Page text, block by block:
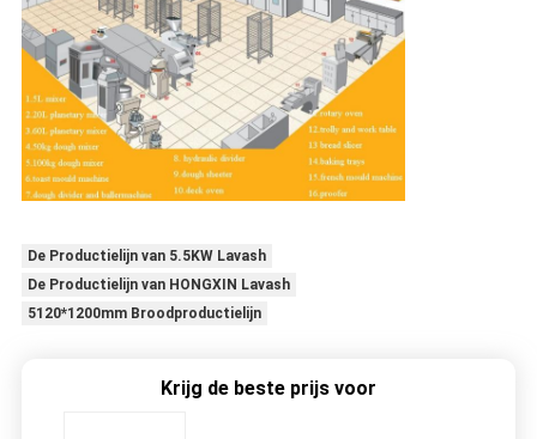
De Productielijn van 5.5KW Lavash
De Productielijn van HONGXIN Lavash
5120*1200mm Broodproductielijn
Krijg de beste prijs voor